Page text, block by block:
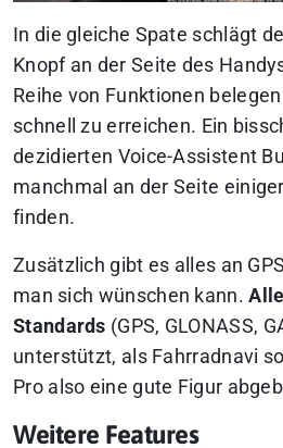
In die gleiche Spate schlägt
Knopf an der Seite des
Reihe von Funktionen
schnell zu erreichen. Ein
dezidierten Voice-Assistent
manchmal an der Seite
finden.
Zusätzlich gibt es alles an
man sich wünschen kann.
Standards (GPS, GLONASS,
unterstützt, als Fahrradnavi
Pro also eine gute Figur
Weitere Features